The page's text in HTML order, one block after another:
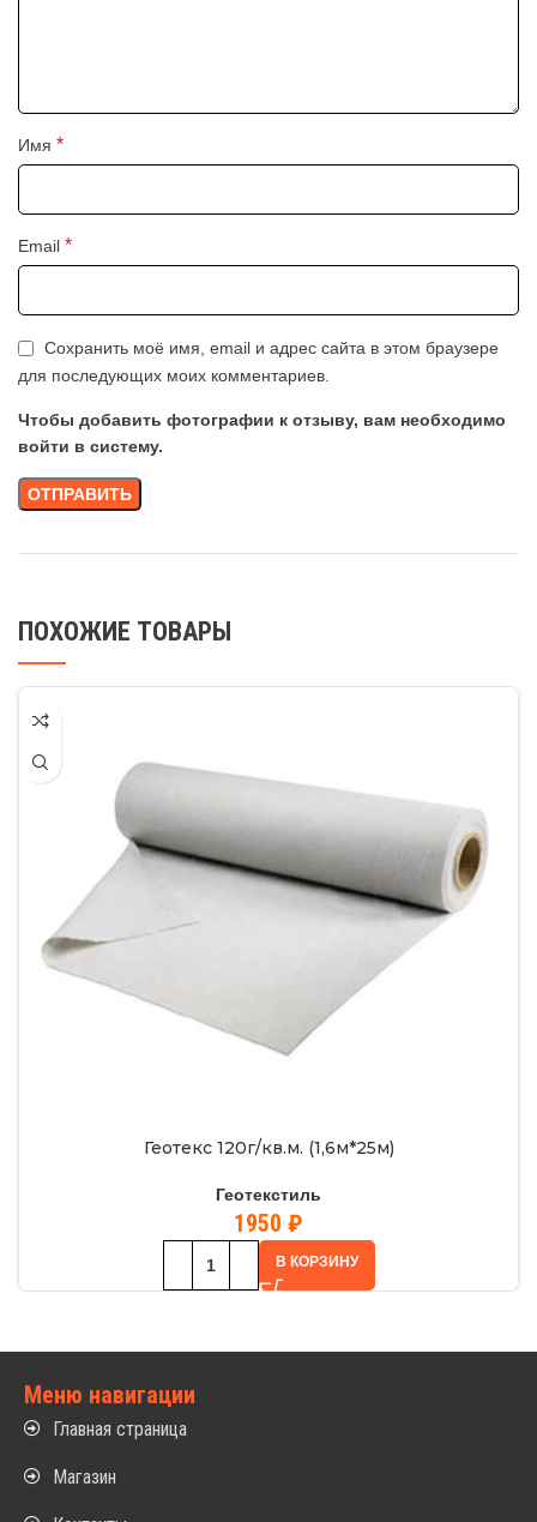
Имя *
Email *
Сохранить моё имя, email и адрес сайта в этом браузере
для последующих моих комментариев.
Чтобы добавить фотографии к отзыву, вам необходимо
войти в систему.
ПОХОЖИЕ ТОВАРЫ
Геотекс 120г/кв.м. (1,6м*25м)
Геотекстиль
1950 ₽
В КОРЗИНУ
Меню навигации
Главная страница
Магазин